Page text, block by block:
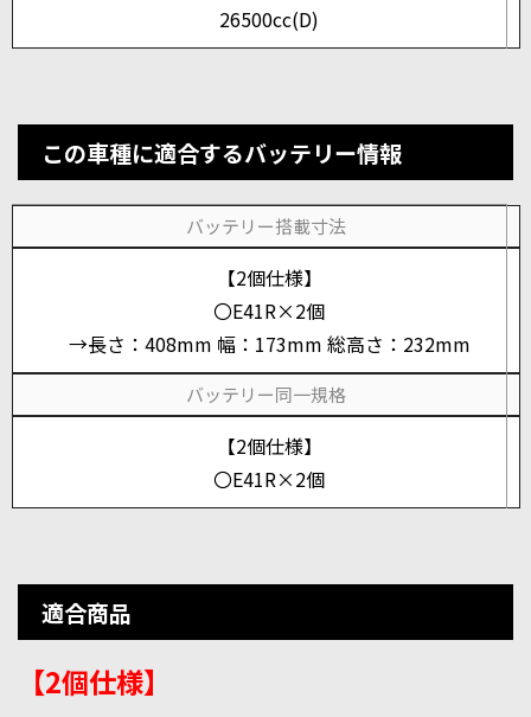
26500cc(D)
この車種に適合するバッテリー情報
バッテリー搭載寸法
【2個仕様】
〇E41R×2個
→長さ：408mm 幅：173mm 総高さ：232mm
バッテリー同一規格
【2個仕様】
〇E41R×2個
適合商品
【2個仕様】